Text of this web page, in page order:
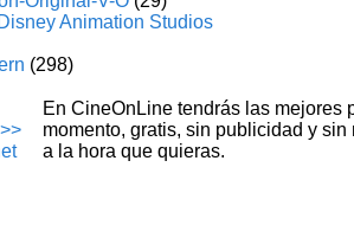
Animation Studios
(298)
En CineOnLine tendrás las mejores
momento, gratis, sin publicidad y
a la hora que quieras.